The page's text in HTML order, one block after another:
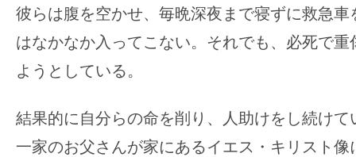
彼らは腹を空かせ、毎晩深夜まで寝ずに救急車
はなかなか入ってこない。それでも、必死で
ようとしている。
結果的に自分らの命を削り、人助けをし続けて
一家のお父さんが家にあるイエス・キリスト